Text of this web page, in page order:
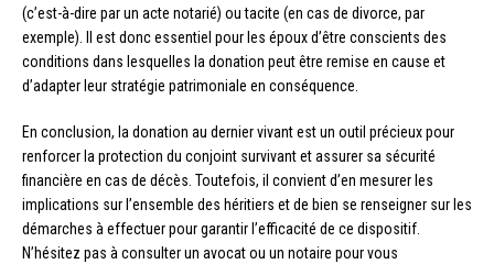
(c’est-à-dire par un acte notarié) ou tacite (en cas de divorce, par
exemple). Il est donc essentiel pour les époux d’être conscients des
conditions dans lesquelles la donation peut être remise en cause et
d’adapter leur stratégie patrimoniale en conséquence.
En conclusion, la donation au dernier vivant est un outil précieux pour
renforcer la protection du conjoint survivant et assurer sa sécurité
financière en cas de décès. Toutefois, il convient d’en mesurer les
implications sur l’ensemble des héritiers et de bien se renseigner sur les
démarches à effectuer pour garantir l’efficacité de ce dispositif.
N’hésitez pas à consulter un avocat ou un notaire pour vous